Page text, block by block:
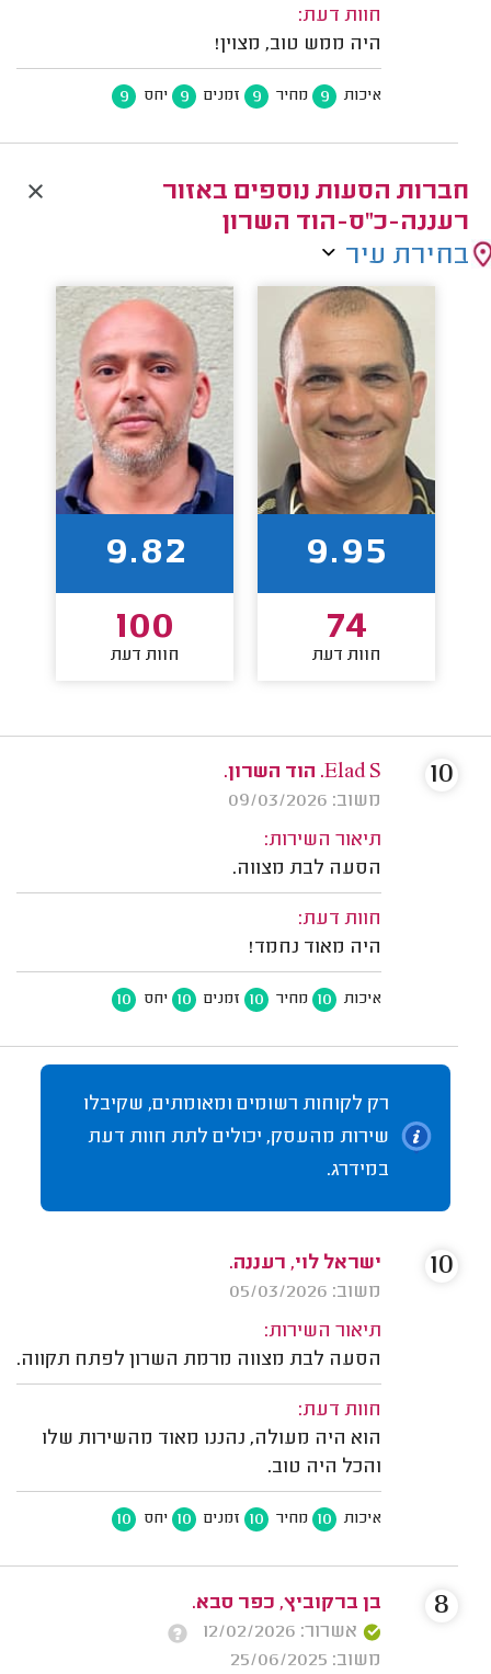
חוות דעת:
היה ממש טוב, מצוין!
איכות 9 מחיר 9 זמנים 9 יחס 9
חברות הסעות נוספים באזור
רעננה-כ"ס-הוד השרון
בחירת עיר
9.95
74
חוות דעת
9.82
100
חוות דעת
Elad S. הוד השרון.
משוב: 09/03/2026
תיאור השירות:
הסעה לבת מצווה.
חוות דעת:
היה מאוד נחמד!
איכות 10 מחיר 10 זמנים 10 יחס 10
10
רק לקוחות רשומים ומאומתים, שקיבלו
שירות מהעסק, יכולים לתת חוות דעת
במידרג.
ישראל לוי, רעננה.
משוב: 05/03/2026
תיאור השירות:
הסעה לבת מצווה מרמת השרון לפתח תקווה.
חוות דעת:
הוא היה מעולה, נהננו מאוד מהשירות שלו
והכל היה טוב.
איכות 10 מחיר 10 זמנים 10 יחס 10
10
בן ברקוביץ, כפר סבא.
אשרור: 12/02/2026
משוב: 25/06/2025
8